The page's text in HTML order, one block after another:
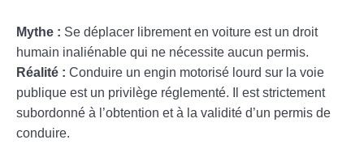
Mythe : Se déplacer librement en voiture est un droit
humain inaliénable qui ne nécessite aucun permis.
Réalité : Conduire un engin motorisé lourd sur la voie
publique est un privilège réglementé. Il est strictement
subordonné à l’obtention et à la validité d’un permis de
conduire.